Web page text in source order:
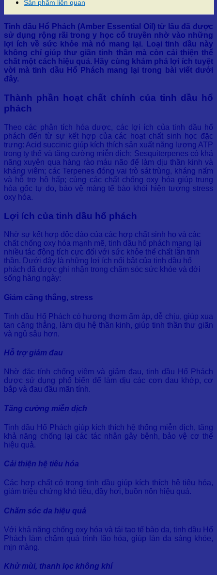
Sản phẩm liên quan
Tinh dầu Hổ Phách (Amber Essential Oil) từ lâu đã được
sử dụng rộng rãi trong y học cổ truyền nhờ vào những
lợi ích về sức khỏe mà nó mang lại. Loại tinh dầu này
không chỉ giúp thư giãn tinh thần mà còn cải thiện thể
chất một cách hiệu quả. Hãy cùng khám phá lợi ích tuyệt
vời mà tinh dầu Hổ Phách mang lại trong bài viết dưới
đây.
Thành phần hoạt chất chính của tinh dầu hổ
phách
Theo các phân tích hóa dược, các lợi ích của tinh dầu hổ
phách đến từ sự kết hợp của các hoạt chất sinh học đặc
trưng: Acid succinic giúp kích thích sản xuất năng lượng ATP
trong ty thể và tăng cường miễn dịch; Sesquiterpenes có khả
năng xuyên qua hàng rào máu não để làm dịu thần kinh và
kháng viêm; các Terpenes đóng vai trò sát trùng, kháng nấm
và hỗ trợ hô hấp; cùng các chất chống oxy hóa giúp trung
hòa gốc tự do, bảo vệ màng tế bào khỏi hiện tượng stress
oxy hóa.
Lợi ích của tinh dầu hổ phách
Nhờ sự kết hợp độc đáo của các hợp chất sinh họ và các
chất chống oxy hóa mạnh mẽ, tinh dầu hổ phách mang lại
nhiều tác động tích cực đối với sức khỏe thể chất lẫn tinh
thần. Dưới đây là những lợi ích nổi bật của tinh dầu hổ
phách đã được ghi nhận trong chăm sóc sức khỏe và đời
sống hàng ngày:
Giảm căng thẳng, stress
Tinh dầu Hổ Phách có hương thơm ấm áp, dễ chịu, giúp xua
tan căng thẳng, làm dịu hệ thần kinh, giúp tinh thần thư giãn
và ngủ sâu hơn.
Hỗ trợ giảm đau
Nhờ đặc tính chống viêm và giảm đau, tinh dầu Hổ Phách
được sử dụng phổ biến để làm dịu các cơn đau khớp, cơ
bắp và đau đầu mãn tính.
Tăng cường miễn dịch
Tinh dầu Hổ Phách giúp kích thích hệ thống miễn dịch, tăng
khả năng chống lại các tác nhân gây bệnh, bảo vệ cơ thể
hiệu quả.
Cải thiện hệ tiêu hóa
Các hợp chất có trong tinh dầu giúp kích thích hệ tiêu hóa,
giảm triệu chứng khó tiêu, đầy hơi, buồn nôn hiệu quả.
Chăm sóc da hiệu quả
Với khả năng chống oxy hóa và tái tạo tế bào da, tinh dầu Hổ
Phách làm chậm quá trình lão hóa, giúp làn da sáng khỏe,
mịn màng.
Khử mùi, thanh lọc không khí